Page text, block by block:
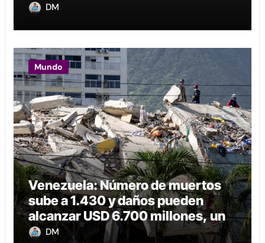
DM
Mundo
Venezuela: Número de muertos
sube a 1.430 y daños pueden
alcanzar USD 6.700 millones, un
6% del PIB
DM